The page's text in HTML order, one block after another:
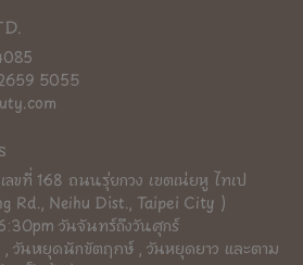
5055
ขที่ 168 ถนนรุ่ยกวง เขตเน่ยหู ไทเป
Rd., Neihu Dist., Taipei City )
วันจันทร์ถึงวันศุกร์
, วันหยุดนักขัตฤกษ์ , วันหยุดยาว และตาม